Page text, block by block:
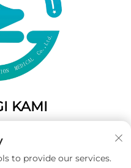
KAMI
to provide our services.